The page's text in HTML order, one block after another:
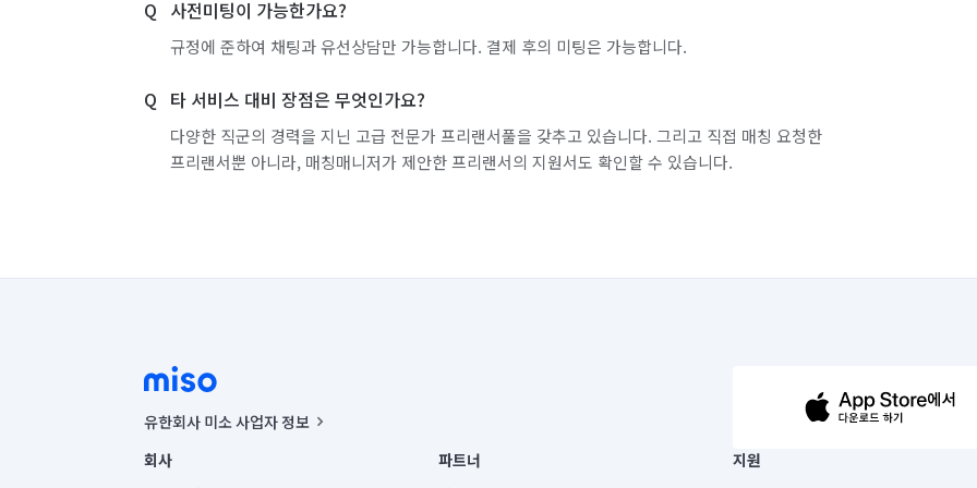
사전미팅이 가능한가요?
규정에 준하여 채팅과 유선상담만 가능합니다. 결제 후의 미팅은 가능합니다.
타 서비스 대비 장점은 무엇인가요?
다양한 직군의 경력을 지닌 고급 전문가 프리랜서풀을 갖추고 있습니다. 그리고 직접 매칭 요청한
프리랜서뿐 아니라, 매칭매니저가 제안한 프리랜서의 지원서도 확인할 수 있습니다.
유한회사 미소 사업자 정보
사업자등록번호 : 291-87-00271 | 인허가번호 : 2016-3220163-14-5-00019 |
통신판매신고번호 : 2024-서울종로-1400(공정거래위원회 정보) |
회사
파트너
지원